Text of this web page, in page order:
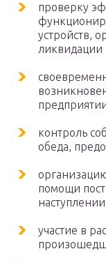
проверку
устройств,
ликвидации
контроль
обеда,
помощи
участие в